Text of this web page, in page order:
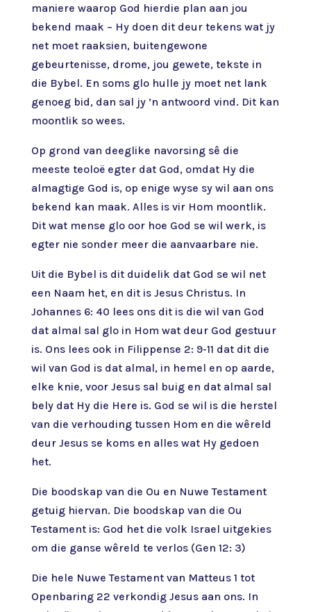
maniere waarop God hierdie plan aan jou
bekend maak – Hy doen dit deur tekens wat jy
net moet raaksien, buitengewone
gebeurtenisse, drome, jou gewete, tekste in
die Bybel. En soms glo hulle jy moet net lank
genoeg bid, dan sal jy ’n antwoord vind. Dit kan
moontlik so wees.
Op grond van deeglike navorsing sê die
meeste teoloë egter dat God, omdat Hy die
almagtige God is, op enige wyse sy wil aan ons
bekend kan maak. Alles is vir Hom moontlik.
Dit wat mense glo oor hoe God se wil werk, is
egter nie sonder meer die aanvaarbare nie.
Uit die Bybel is dit duidelik dat God se wil net
een Naam het, en dit is Jesus Christus. In
Johannes 6: 40 lees ons dit is die wil van God
dat almal sal glo in Hom wat deur God gestuur
is. Ons lees ook in Filippense 2: 9-11 dat dit die
wil van God is dat almal, in hemel en op aarde,
elke knie, voor Jesus sal buig en dat almal sal
bely dat Hy die Here is. God se wil is die herstel
van die verhouding tussen Hom en die wêreld
deur Jesus se koms en alles wat Hy gedoen
het.
Die boodskap van die Ou en Nuwe Testament
getuig hiervan. Die boodskap van die Ou
Testament is: God het die volk Israel uitgekies
om die ganse wêreld te verlos (Gen 12: 3)
Die hele Nuwe Testament van Matteus 1 tot
Openbaring 22 verkondig Jesus aan ons. In